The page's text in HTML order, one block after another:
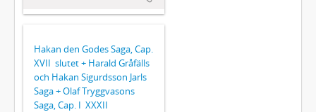
Hakan den Godes Saga, Cap.
XVII  slutet + Harald Gråfälls
och Hakan Sigurdsson Jarls
Saga + Olaf Tryggvasons
Saga, Cap. I  XXXII